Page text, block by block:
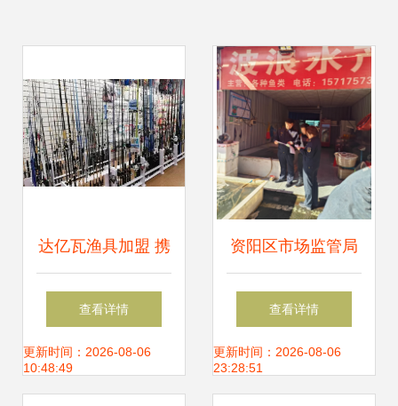
达亿瓦渔具加盟 携
手高端品牌，开启
渔具销售新篇章
查看详情
更新时间：2026-08-06
10:48:49
资阳区市场监管局
“利剑”行动遏制舌
尖上的“野味”与渔
查看详情
更新时间：2026-08-06
23:28:51